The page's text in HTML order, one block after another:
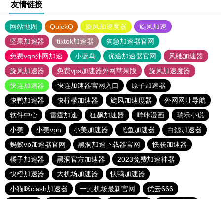
友情链接
网站地图 QuickQ 旋风加速度器
旋风加速
坚果加速器
tiktok加速器
狗急加速器官网
免费vqn外网加速
小蓝鸟 优途加速器官网
风驰加速器
旋风加速器
免费vps加速器外网苹果版
旋风加速度器
快连加速器
快连加速器官网入口
原子加速器
快鸭加速器
快柠檬加速器 旋风加速度器
外网网址导航
软件中心
雷霆加速 狂飙加速器 哔咔漫画
瑞乐小说
小美
小美vpn 小美加速器 飞鱼加速器
白鲸加速器
蚂蚁vp加速器官网
黑洞加速下载器官网
快联加速器
橘子加速器
黑洞官方加速器
2023免费加速神器
快橙加速器
大机场加速器
快鸭加速器
小猫咪ciash加速器
一元机场最新官网
优云666